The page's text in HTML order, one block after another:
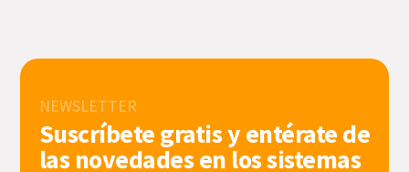
NEWSLETTER
Suscríbete gratis y entérate de
las novedades en los sistemas